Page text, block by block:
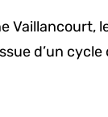
Vaillancourt,
d’un